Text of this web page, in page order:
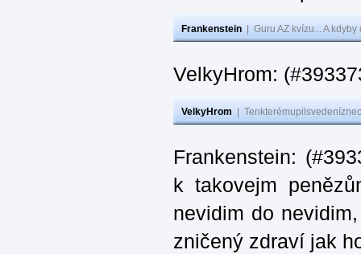
Frankenstein Guru AZ kvízu... A
VelkyHrom:
VelkyHrom
Frankenstein:
k takovejm
nevidim do
zničený zdraví jak